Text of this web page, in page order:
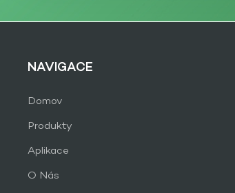
NAVIGACE
Domov
Produkty
Aplikace
O Nás